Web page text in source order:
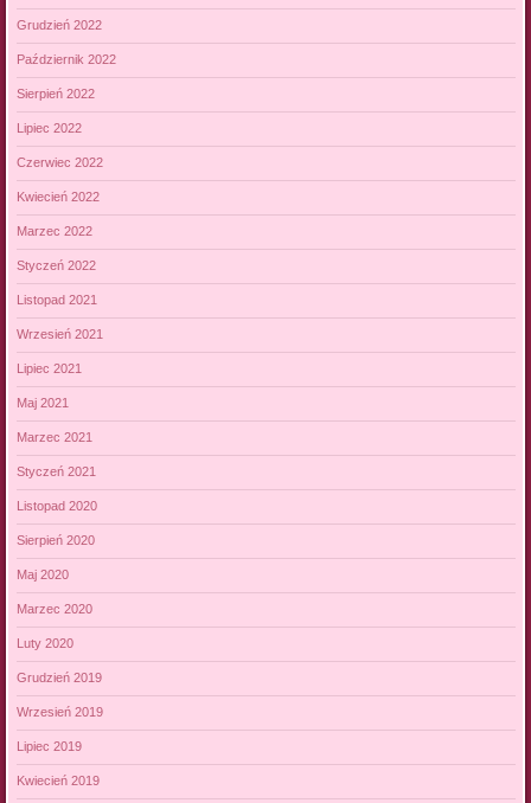
Grudzień 2022
Październik 2022
Sierpień 2022
Lipiec 2022
Czerwiec 2022
Kwiecień 2022
Marzec 2022
Styczeń 2022
Listopad 2021
Wrzesień 2021
Lipiec 2021
Maj 2021
Marzec 2021
Styczeń 2021
Listopad 2020
Sierpień 2020
Maj 2020
Marzec 2020
Luty 2020
Grudzień 2019
Wrzesień 2019
Lipiec 2019
Kwiecień 2019